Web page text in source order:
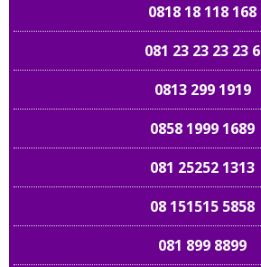
0818 18 118 168
081 23 23 23 23 6
0813 299 1919
0858 1999 1689
081 25252 1313
08 151515 5858
081 899 8899